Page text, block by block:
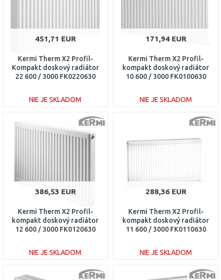
451,71 EUR
Kermi Therm X2 Profil-
Kompakt doskový radiátor
22 600 / 3000 FK0220630
NIE JE SKLADOM
DO KOŠÍKA
171,94 EUR
Kermi Therm X2 Profil-
kompakt doskový radiátor
10 600 / 3000 FK0100630
NIE JE SKLADOM
DO KOŠÍKA
Porovnať
386,53 EUR
Kermi Therm X2 Profil-
kompakt doskový radiátor
12 600 / 3000 FK0120630
NIE JE SKLADOM
DO KOŠÍKA
288,36 EUR
Kermi Therm X2 Profil-
kompakt doskový radiátor
11 600 / 3000 FK0110630
NIE JE SKLADOM
DO KOŠÍKA